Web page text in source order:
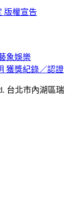
版權宣告
象娛樂
獲獎紀錄／認證
台北市內湖區瑞